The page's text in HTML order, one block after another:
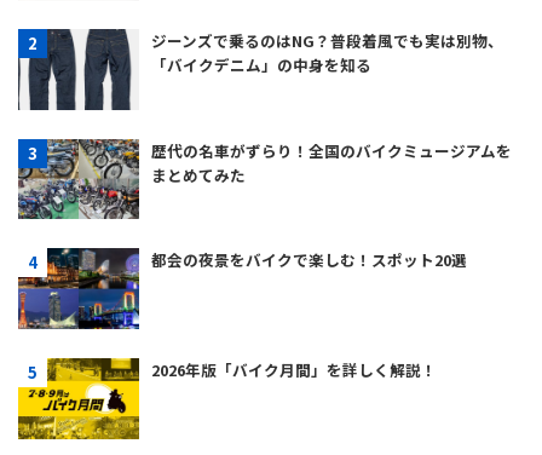
ジーンズで乗るのはNG？普段着風でも実は別物、
「バイクデニム」の中身を知る
歴代の名車がずらり！全国のバイクミュージアムを
まとめてみた
都会の夜景をバイクで楽しむ！スポット20選
2026年版「バイク月間」を詳しく解説！